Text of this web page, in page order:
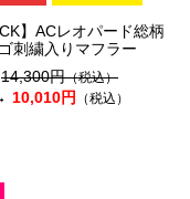
】ACレオパード総柄
刺繍入りマフラー
14,300円（税込）
10,010円 （税込）